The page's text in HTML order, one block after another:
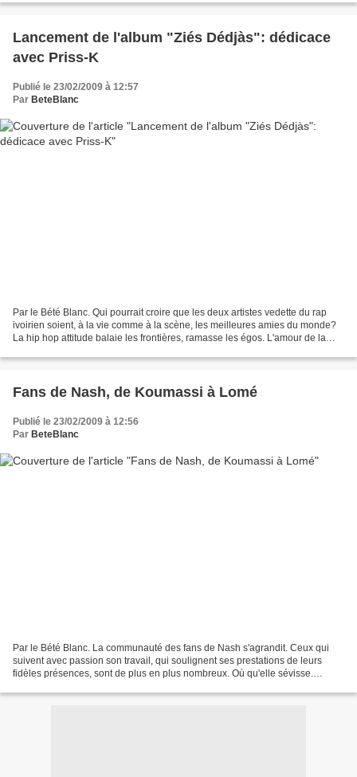
Lancement de l'album "Ziés Dédjàs": dédicace
avec Priss-K
Publié le 23/02/2009 à 12:57
Par BeteBlanc
Par le Bété Blanc. Qui pourrait croire que les deux artistes vedette du rap
ivoirien soient, à la vie comme à la scène, les meilleures amies du monde?
La hip hop attitude balaie les frontières, ramasse les égos. L'amour de la
Fans de Nash, de Koumassi à Lomé
Publié le 23/02/2009 à 12:56
Par BeteBlanc
Par le Bété Blanc. La communauté des fans de Nash s'agrandit. Ceux qui
suivent avec passion son travail, qui soulignent ses prestations de leurs
fidèles présences, sont de plus en plus nombreux. Où qu'elle sévisse.